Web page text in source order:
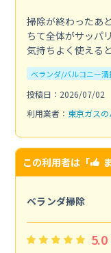
掃除が終わったあ
ちて全体がサッパ
気持ちよく使える
ベランダ/バルコニー清
投稿日：2026/07/02
利用業者： 東京ガス
この利用者は「
ベランダ掃除
5.0